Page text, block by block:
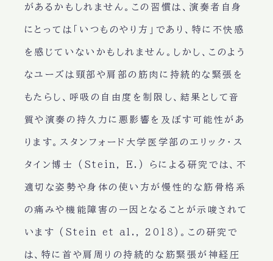
があるかもしれません。この習慣は、演奏者自身
にとっては「いつものやり方」であり、特に不快感
を感じていないかもしれません。しかし、このよう
なユーズは頸部や肩部の筋肉に持続的な緊張を
もたらし、呼吸の自由度を制限し、結果として音
質や演奏の持久力に悪影響を及ぼす可能性があ
ります。スタンフォード大学医学部のエリック・ス
タイン博士 (Stein, E.) らによる研究では、不
適切な姿勢や身体の使い方が慢性的な筋骨格系
の痛みや機能障害の一因となることが示唆されて
います (Stein et al., 2018)。この研究で
は、特に首や肩周りの持続的な筋緊張が神経圧